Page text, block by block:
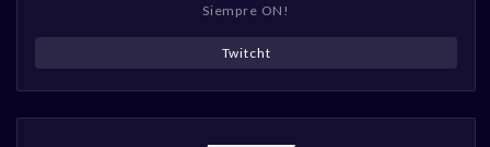
Siempre ON!
Twitcht